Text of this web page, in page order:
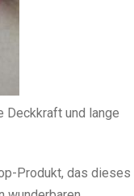
Deckkraft und lange
Produkt, das dieses